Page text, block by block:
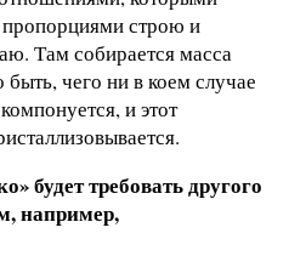
строю и
Там собирается масса
чего ни в коем случае
и этот
будет требовать другого
например,